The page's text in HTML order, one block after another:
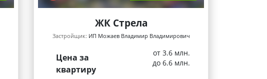
ЖК Стрела
Застройщик: ИП Можаев Владимир Владимирович
Цена за
квартиру
от 3.6 млн.
до 6.6 млн.